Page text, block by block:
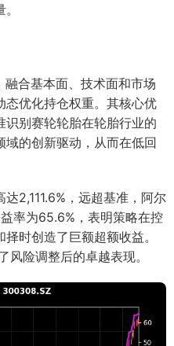
合基本面、技术面和市场
态优化持仓权重。其核心优
别赛轮轮胎在轮胎行业的
域的创新驱动，从而在低回
2,111.6%，远超基准，阿尔
率为65.6%，表明策略在控
时创造了巨额超额收益。
风险调整后的卓越表现。